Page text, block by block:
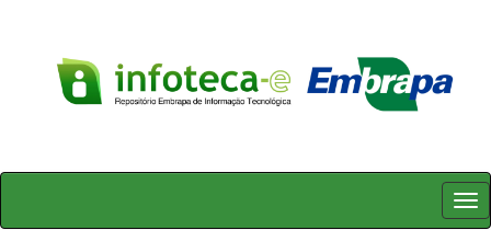
Skip